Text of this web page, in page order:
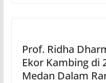
Prof. Ridha
Ekor Kambing di
Medan Dalam